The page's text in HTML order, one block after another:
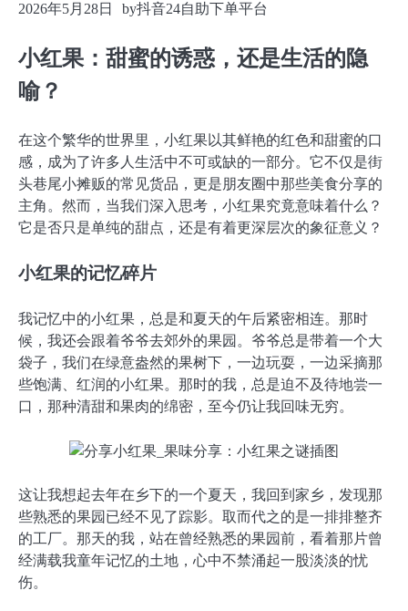
2026年5月28日 by抖音24自助下单平台
小红果：甜蜜的诱惑，还是生活的隐
喻？
在这个繁华的世界里，小红果以其鲜艳的红色和甜蜜的口
感，成为了许多人生活中不可或缺的一部分。它不仅是街
头巷尾小摊贩的常见货品，更是朋友圈中那些美食分享的
主角。然而，当我们深入思考，小红果究竟意味着什么？
它是否只是单纯的甜点，还是有着更深层次的象征意义？
小红果的记忆碎片
我记忆中的小红果，总是和夏天的午后紧密相连。那时
候，我还会跟着爷爷去郊外的果园。爷爷总是带着一个大
袋子，我们在绿意盎然的果树下，一边玩耍，一边采摘那
些饱满、红润的小红果。那时的我，总是迫不及待地尝一
口，那种清甜和果肉的绵密，至今仍让我回味无穷。
这让我想起去年在乡下的一个夏天，我回到家乡，发现那
些熟悉的果园已经不见了踪影。取而代之的是一排排整齐
的工厂。那天的我，站在曾经熟悉的果园前，看着那片曾
经满载我童年记忆的土地，心中不禁涌起一股淡淡的忧
伤。